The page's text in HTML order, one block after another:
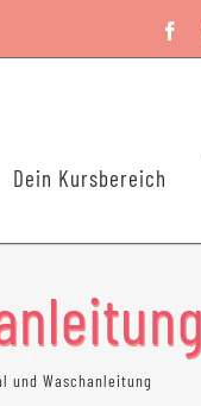
Dein Kursbereich
und Waschanleitung